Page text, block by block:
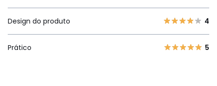
Design do produto 4
Prático 5